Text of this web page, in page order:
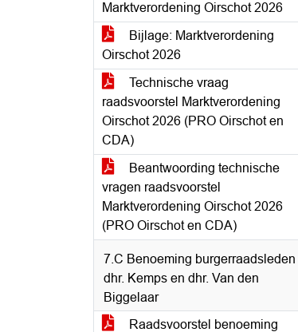
Marktverordening Oirschot 2026
Bijlage: Marktverordening
Oirschot 2026
Technische vraag
raadsvoorstel Marktverordening
Oirschot 2026 (PRO Oirschot en
CDA)
Beantwoording technische
vragen raadsvoorstel
Marktverordening Oirschot 2026
(PRO Oirschot en CDA)
7.C Benoeming burgerraadsleden
dhr. Kemps en dhr. Van den
Biggelaar
Raadsvoorstel benoeming